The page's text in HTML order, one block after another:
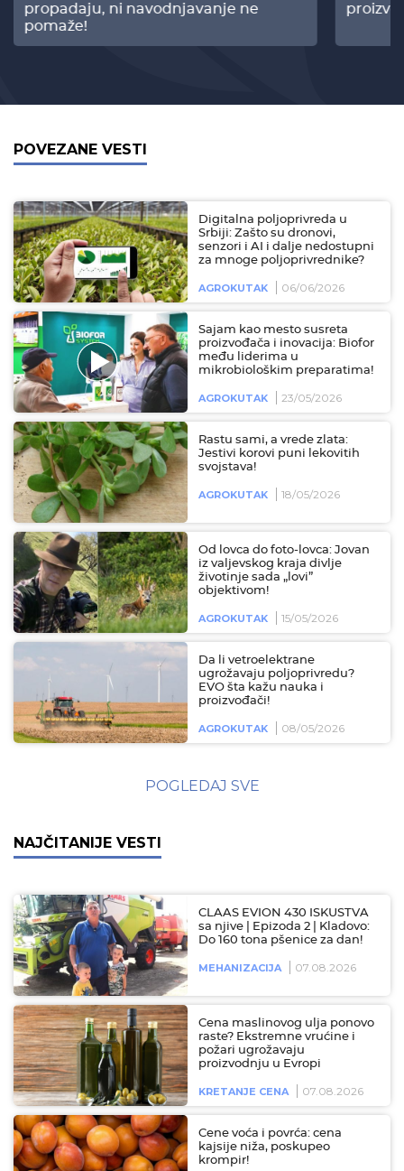
propadaju, ni navodnjavanje ne
pomaže!
POVEZANE VESTI
Digitalna poljoprivreda u
Srbiji: Zašto su dronovi,
senzori i AI i dalje nedostupni
za mnoge poljoprivrednike?
AGROKUTAK 06/06/2026
Sajam kao mesto susreta
proizvođača i inovacija: Biofor
među liderima u
mikrobiološkim preparatima!
AGROKUTAK 23/05/2026
Rastu sami, a vrede zlata:
Jestivi korovi puni lekovitih
svojstava!
AGROKUTAK 18/05/2026
Od lovca do foto-lovca: Jovan
iz valjevskog kraja divlje
životinje sada „lovi”
objektivom!
AGROKUTAK 15/05/2026
Da li vetroelektrane
ugrožavaju poljoprivredu?
EVO šta kažu nauka i
proizvođači!
AGROKUTAK 08/05/2026
POGLEDAJ SVE
NAJČITANIJE VESTI
CLAAS EVION 430 ISKUSTVA
sa njive | Epizoda 2 | Kladovo:
Do 160 tona pšenice za dan!
MEHANIZACIJA 07.08.2026
Cena maslinovog ulja ponovo
raste? Ekstremne vrućine i
požari ugrožavaju
proizvodnju u Evropi
KRETANJE CENA 07.08.2026
Cene voća i povrća: cena
kajsije niža, poskupeo
krompir!